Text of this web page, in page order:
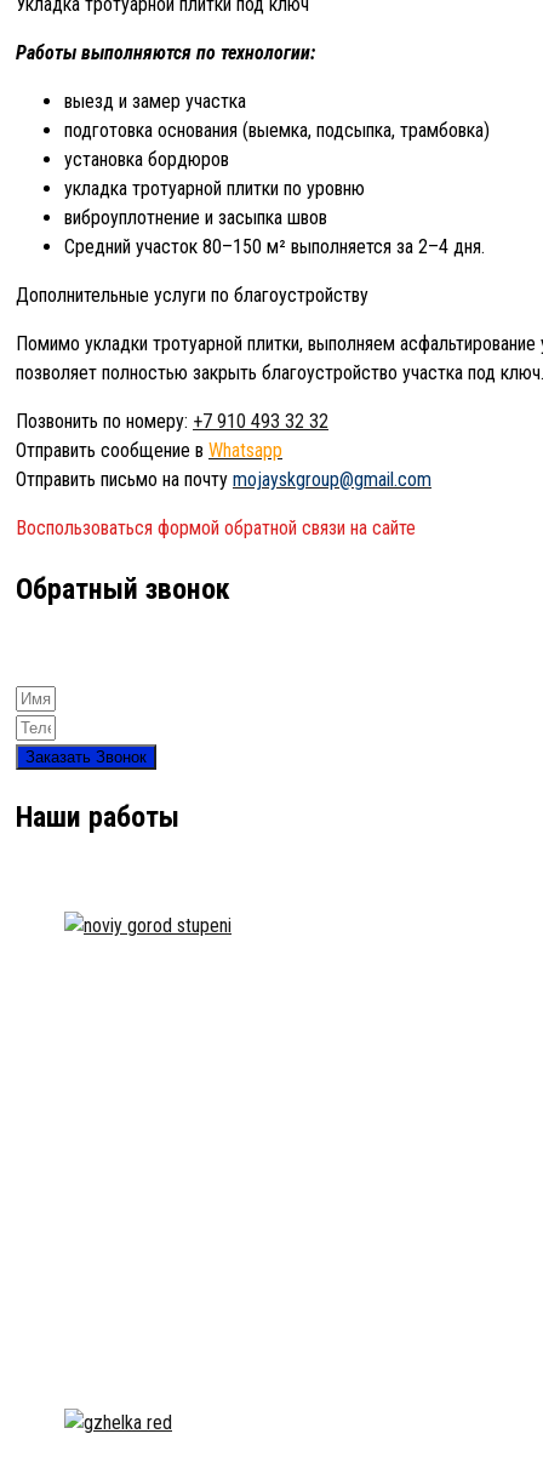
Работы выполняются по технологии:
выезд и замер участка
подготовка основания (выемка, подсыпка, трамбовка)
установка бордюров
укладка тротуарной плитки по уровню
виброуплотнение и засыпка швов
Средний участок 80–150 м² выполняется за 2–4 дня.
Дополнительные услуги по благоустройству
Помимо укладки тротуарной плитки, выполняем
позволяет полностью закрыть благоустройство участка под ключ.
Позвонить по номеру: +7 910 493 32 32
Отправить сообщение в Whatsapp
Отправить письмо на почту mojayskgroup@gmail.com
Воспользоваться формой обратной связи на сайте
Обратный звонок
Заказать Звонок
Наши работы